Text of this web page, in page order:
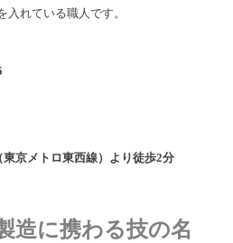
れている職人です。
京メトロ東西線）より徒歩2分
造に携わる技の名